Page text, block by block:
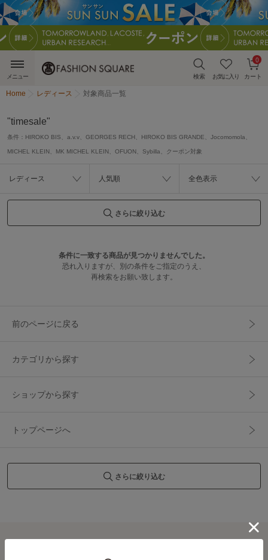
検索 お気に入り カート
0
メニュー
Home レディース 対象商品一覧
"timesale"
条件： HIROKO BIS、a.v.v、GEORGES RECH、HIROKO BIS GRANDE、Jocomomola、
MICHEL KLEIN、MK MICHEL KLEIN、OFUON、Sybilla、クーポン対象
レディース 人気順 全色表示
さらに絞り込む
条件に一致する商品が見つかりませんでした。
恐れ入りますが、別の条件をご指定のうえ、
再検索をお願い致します。
前のページに戻る
カテゴリから探す
ショップから探す
トップページへ
さらに絞り込む